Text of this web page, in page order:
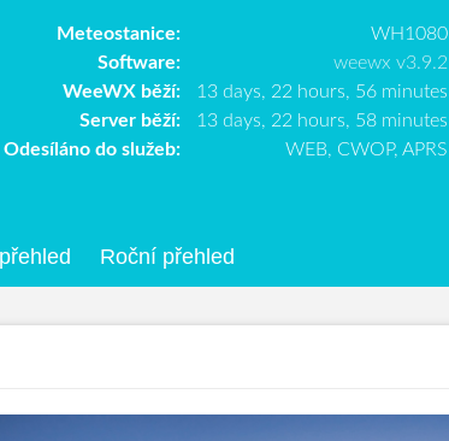
Meteostanice:
WH1080
Software:
weewx v3.9.2
WeeWX běží:
13 days, 22 hours, 56 minutes
Server běží:
13 days, 22 hours, 58 minutes
Odesíláno do služeb:
WEB, CWOP, APRS